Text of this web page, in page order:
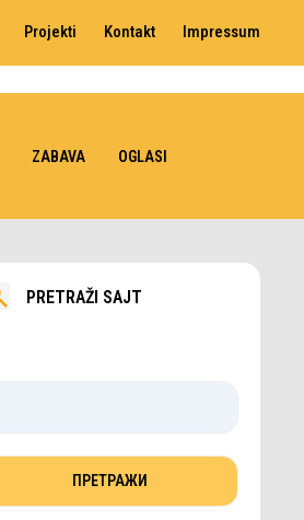
Projekti Kontakt Impressum
ZABAVA OGLASI
PRETRAŽI SAJT